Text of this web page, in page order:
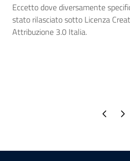
Eccetto dove diversamente
stato rilasciato sotto Licenza
Attribuzione 3.0 Italia.
Pagina precedente
Pagina